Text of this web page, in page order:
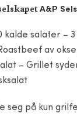
A&P
kalde salater –
av
– Grillet
seg på kun